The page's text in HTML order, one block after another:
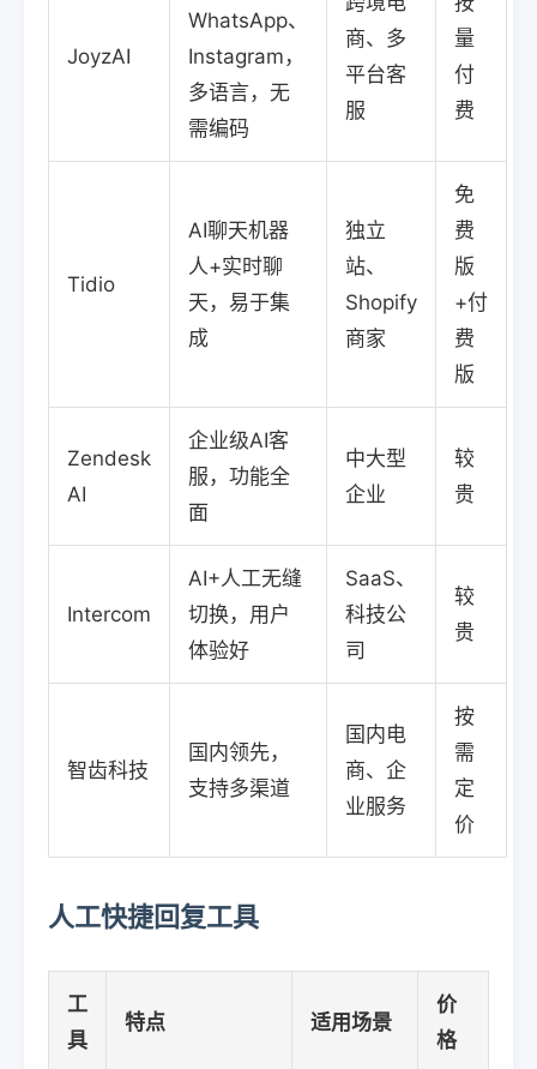
JoyzAI
WhatsApp、
Instagram，
多语言，无
需编码
商、多
平台客
服
量
付
费
Tidio
AI聊天机器
人+实时聊
天，易于集
成
独立
站、
Shopify
商家
免
费
版
+付
费
版
Zendesk
AI
企业级AI客
服，功能全
面
中大型
企业
较
贵
Intercom
AI+人工无缝
切换，用户
体验好
SaaS、
科技公
司
较
贵
智齿科技
国内领先，
支持多渠道
国内电
商、企
业服务
按
需
定
价
人工快捷回复工具
工
具
特点 适用场景
价
格